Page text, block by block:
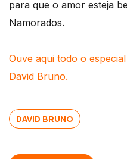
para que o amor esteja
Namorados.
Ouve aqui todo o
David Bruno.
DAVID BRUNO